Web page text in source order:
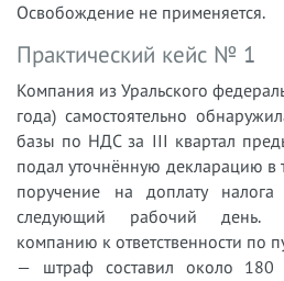
Освобождение не применяется.
Практический кейс № 1
Компания из Уральского
года) самостоятельно
базы по НДС за III квартал
подал уточнённую декларацию в
поручение на доплату
следующий рабочий день.
компанию к ответственности по
— штраф составил около 180